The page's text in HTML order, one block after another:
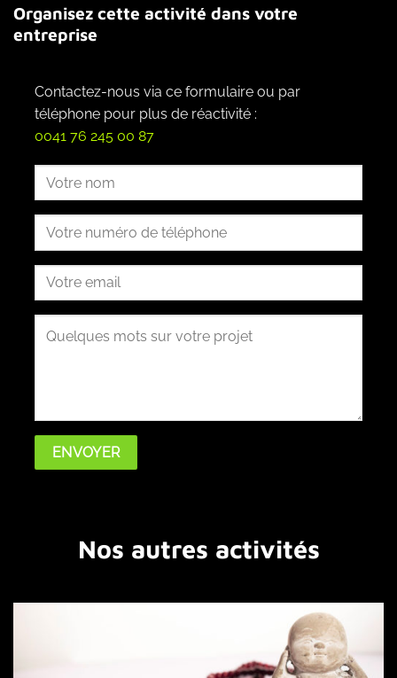
Organisez cette activité dans votre
entreprise
Contactez-nous via ce formulaire ou par
téléphone pour plus de réactivité :
0041 76 245 00 87
Nos autres activités